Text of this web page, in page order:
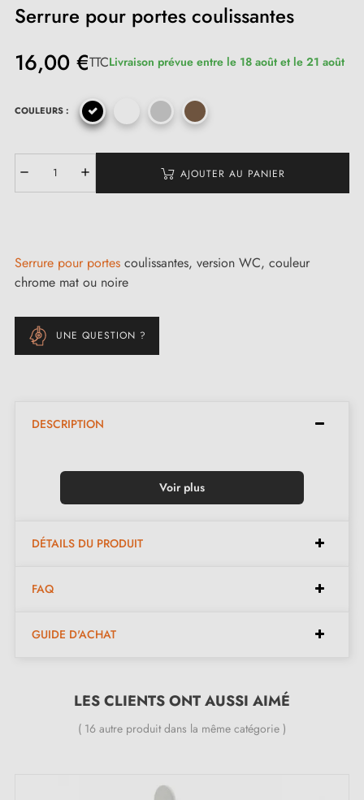
Serrure pour portes coulissantes
16,00 €TTCLivraison prévue entre le 18 août et le 21 août
COULEURS :
AJOUTER AU PANIER
Serrure pour portes coulissantes, version WC, couleur
chrome mat ou noire
UNE QUESTION ?
DESCRIPTION
Voir plus
DÉTAILS DU PRODUIT
FAQ
GUIDE D'ACHAT
LES CLIENTS ONT AUSSI AIMÉ
( 16 autre produit dans la même catégorie )